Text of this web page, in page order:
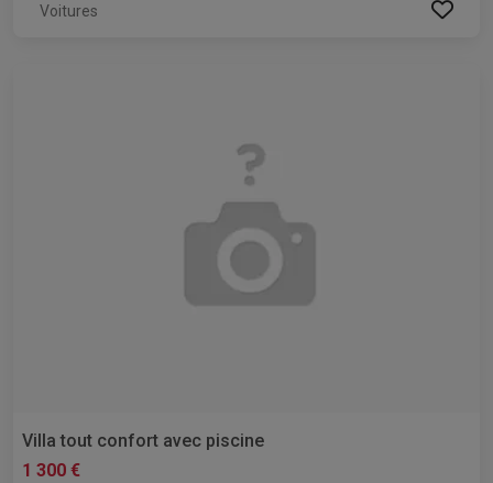
Voitures
Villa tout confort avec piscine
1 300 €